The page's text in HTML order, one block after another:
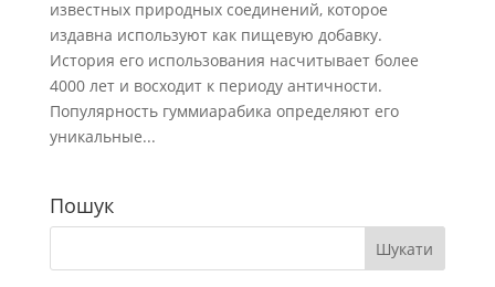
известных природных соединений, которое
издавна используют как пищевую добавку.
История его использования насчитывает более
4000 лет и восходит к периоду античности.
Популярность гуммиарабика определяют его
уникальные...
Пошук